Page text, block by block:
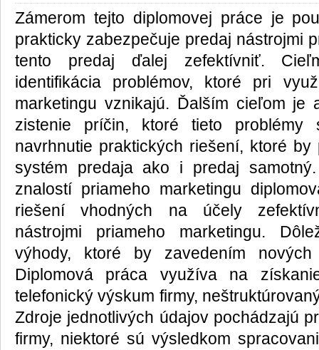
Zámerom tejto diplomovej práce je
prakticky zabezpečuje predaj nástrojmi
tento predaj ďalej zefektívniť.
identifikácia problémov, ktoré pri
marketingu vznikajú. Ďalším cieľom je
zistenie príčin, ktoré tieto problémy
navrhnutie praktických riešení, ktoré
systém predaja ako i predaj
znalostí priameho marketingu
riešení vhodných na účely
nástrojmi priameho marketingu.
výhody, ktoré by zavedením
Diplomová práca využíva na
telefonický výskum firmy,
Zdroje jednotlivých údajov pochádzajú
firmy, niektoré sú výsledkom